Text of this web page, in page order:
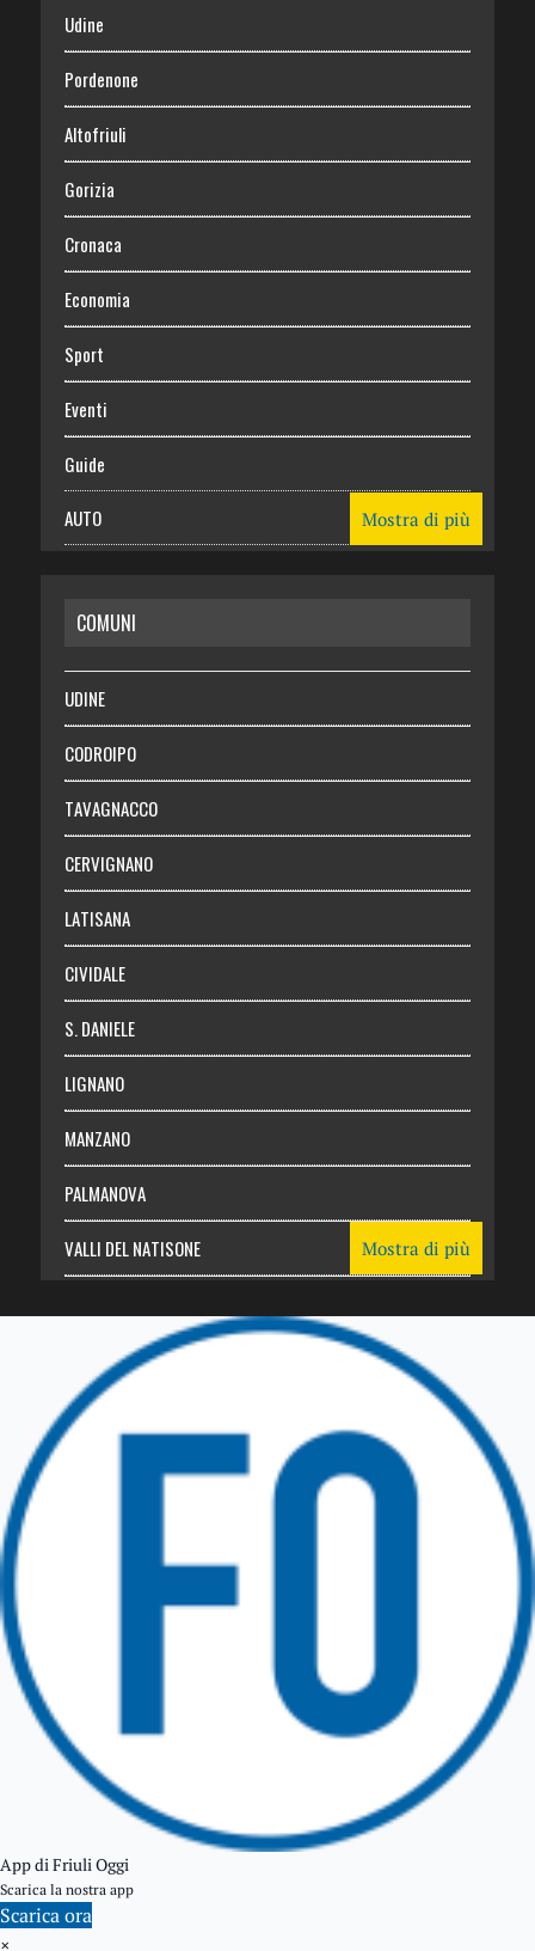
Udine
Pordenone
Altofriuli
Gorizia
Cronaca
Economia
Sport
Eventi
Guide
AUTO
RISPARMIO
SALUTE
Necrologie
Chi siamo
Abbonati
Login
Mostra di più
COMUNI
UDINE
CODROIPO
TAVAGNACCO
CERVIGNANO
LATISANA
CIVIDALE
S. DANIELE
LIGNANO
MANZANO
PALMANOVA
VALLI DEL NATISONE
TRICESIMO
TARCENTO
GEMONA DEL FRIULI
Mostra di più
App di Friuli Oggi
Scarica la nostra app
Scarica ora
×